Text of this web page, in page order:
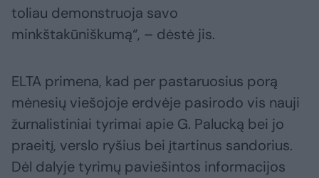
toliau demonstruoja savo
minkštakūniškumą“, – dėstė jis.
ELTA primena, kad per pastaruosius porą
mėnesių viešojoje erdvėje pasirodo vis nauji
žurnalistiniai tyrimai apie G. Palucką bei jo
praeitį, verslo ryšius bei įtartinus sandorius.
Dėl dalyje tyrimų paviešintos informacijos